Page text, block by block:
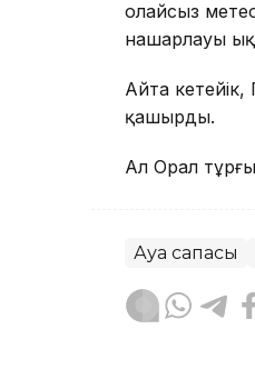
Қолайсыз
нашарлауы
Айта
қашырды.
Ал Орал
Ауа сапасы